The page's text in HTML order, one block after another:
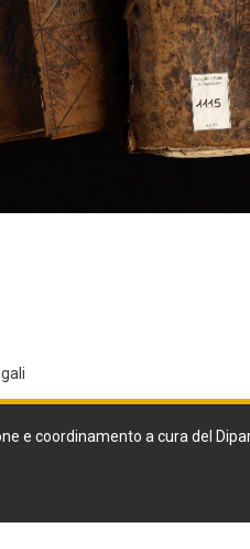
e coordinamento a cura del